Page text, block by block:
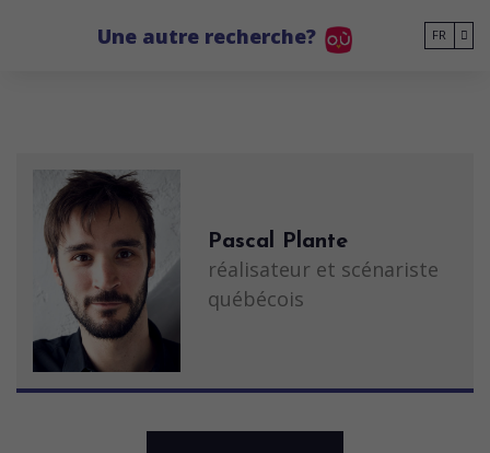
Une autre recherche? FR
Pascal Plante
réalisateur et scénariste
québécois